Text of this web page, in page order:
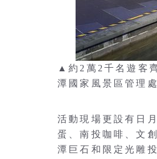
▲約2萬2千名遊客
潭國家風景區管理
活動現場更設有日
蛋、南投咖啡、文
潭巨石和限定光雕